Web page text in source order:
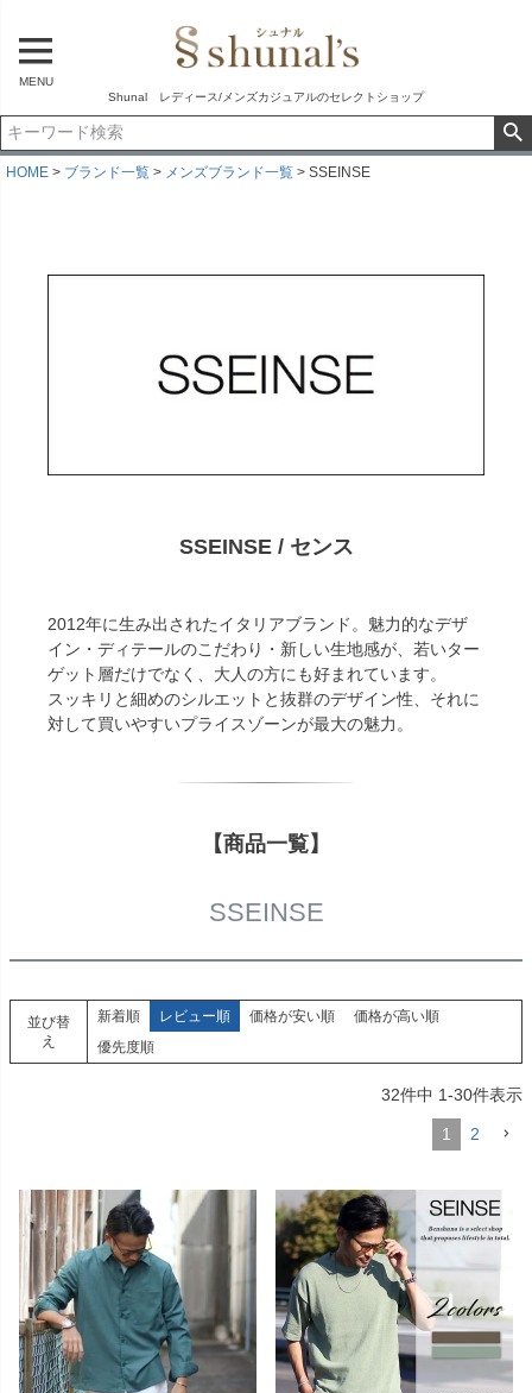
MENU
Shunal レディース/メンズカジュアルのセレクトショップ
HOME ブランド一覧 メンズブランド一覧 SSEINSE
SSEINSE / センス
2012年に生み出されたイタリアブランド。魅力的なデザ
イン・ディテールのこだわり・新しい生地感が、若いター
ゲット層だけでなく、大人の方にも好まれています。
スッキリと細めのシルエットと抜群のデザイン性、それに
対して買いやすいプライスゾーンが最大の魅力。
【商品一覧】
SSEINSE
並び替
え
新着順 レビュー順 価格が安い順
価格が高い順
優先度順
32件中 1-30件表示
1 2